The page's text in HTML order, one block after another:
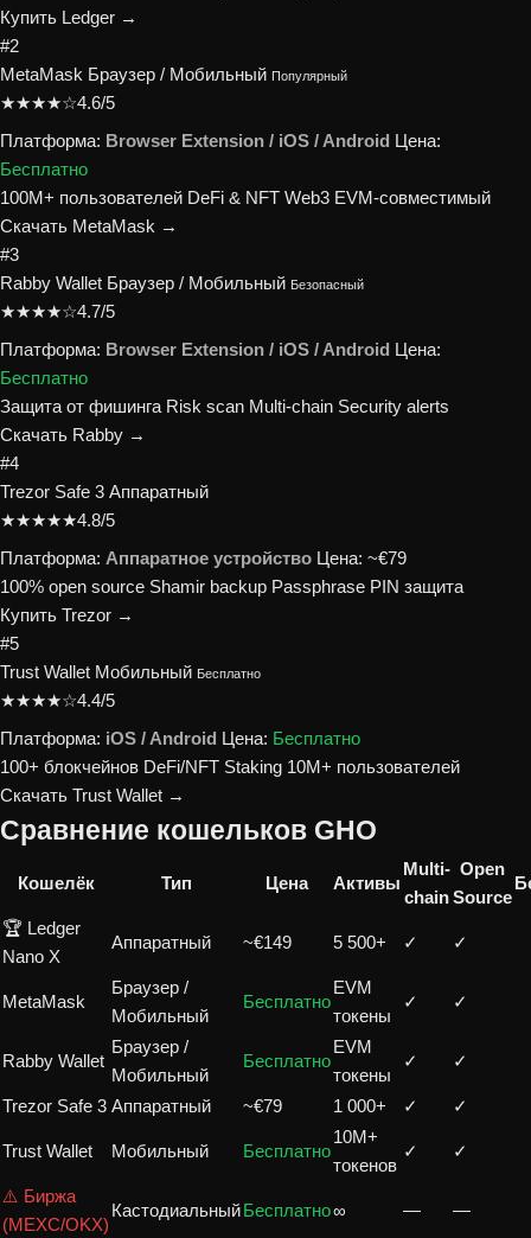
Купить Ledger →
#2
MetaMask Браузер / Мобильный Популярный
★★★★☆4.6/5
Платформа: Browser Extension / iOS / Android Цена:
Бесплатно
100M+ пользователей DeFi & NFT Web3 EVM-совместимый
Скачать MetaMask →
#3
Rabby Wallet Браузер / Мобильный Безопасный
★★★★☆4.7/5
Платформа: Browser Extension / iOS / Android Цена:
Бесплатно
Защита от фишинга Risk scan Multi-chain Security alerts
Скачать Rabby →
#4
Trezor Safe 3 Аппаратный
★★★★★4.8/5
Платформа: Аппаратное устройство Цена: ~€79
100% open source Shamir backup Passphrase PIN защита
Купить Trezor →
#5
Trust Wallet Мобильный Бесплатно
★★★★☆4.4/5
Платформа: iOS / Android Цена: Бесплатно
100+ блокчейнов DeFi/NFT Staking 10M+ пользователей
Скачать Trust Wallet →
Сравнение кошельков GHO
Кошелёк Тип Цена Активы
Multi-
chain
Open
Source
🏆 Ledger
Nano X
Аппаратный ~€149 5 500+ ✓ ✓
MetaMask
Браузер /
Мобильный
Бесплатно
EVM
токены
✓ ✓
Rabby Wallet
Браузер /
Мобильный
Бесплатно
EVM
токены
✓ ✓
Trezor Safe 3 Аппаратный ~€79 1 000+ ✓ ✓
Trust Wallet Мобильный Бесплатно
10M+
токенов
✓ ✓
⚠️ Биржа
(MEXC/OKX)
КастодиальныйБесплатно∞ — —